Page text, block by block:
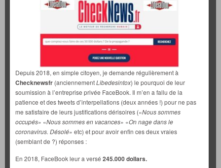
Depuis 2018, en simple citoyen, je demande régulièrement à
Checknewsfr (anciennementLibedesintox) le pourquoi de leur
soumission à l’entreprise privée FaceBook. Il m’en a fallu de la
patience et des tweets d’interpellations (deux années !) pour ne pas
me satisfaire de leurs justifications dérisoires («Nous sommes
occupés» «Nous sommes en vacances» «On nage dans le
coronavirus. Désolé» etc) et pour avoir enfin ces deux vraies
(semblant de ?) réponses :
En 2018, FaceBook leur a versé 245.000 dollars.